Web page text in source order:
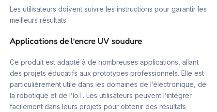
Les utilisateurs doivent suivre les instructions pour garantir les
meilleurs résultats.
Applications de l’encre UV soudure
Ce produit est adapté à de nombreuses applications, allant
des projets éducatifs aux prototypes professionnels. Elle est
particulièrement utile dans les domaines de l’électronique, de
la robotique et de l’IoT. Les utilisateurs peuvent l’intégrer
facilement dans leurs projets pour obtenir des résultats